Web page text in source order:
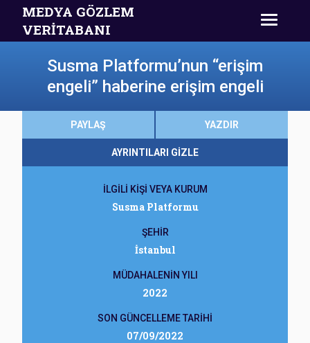
MEDYA GÖZLEM
VERİTABANI
Susma Platformu’nun “erişim
engeli” haberine erişim engeli
PAYLAŞ YAZDIR
AYRINTILARI GİZLE
İLGİLİ KİŞİ VEYA KURUM
Susma Platformu
ŞEHİR
İstanbul
MÜDAHALENİN YILI
2022
SON GÜNCELLEME TARİHİ
07/09/2022